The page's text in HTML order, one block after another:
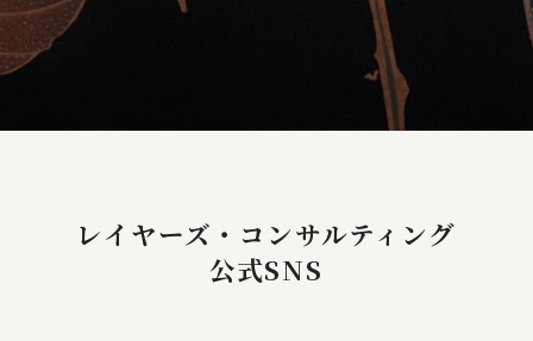
レイヤーズ・コンサルティング
公式SNS